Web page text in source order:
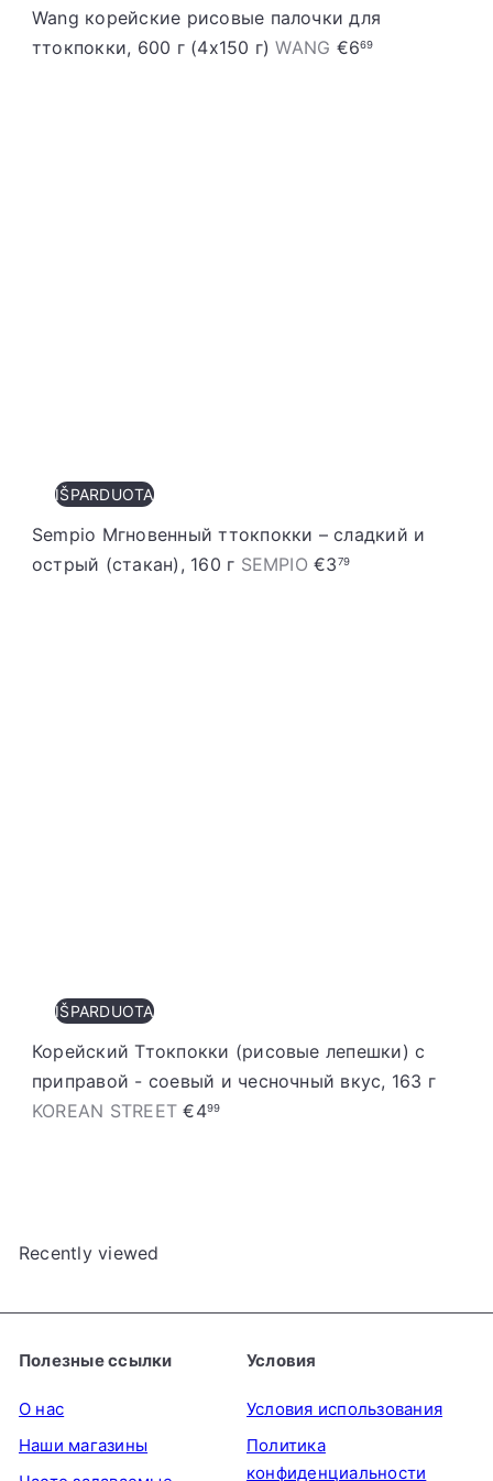
Wang корейские рисовые палочки для
ттокпокки, 600 г (4x150 г)WANG €669
IŠPARDUOTA
Sempio Мгновенный ттокпокки – сладкий и
острый (стакан), 160 г SEMPIO€379
IŠPARDUOTA
Корейский Ттокпокки (рисовые лепешки) с
приправой - соевый и чесночный вкус, 163 г
KOREAN STREET€499
Recently viewed
Полезные ссылки
О нас
Наши магазины
Условия
Условия использования
Политика
конфиденциальности